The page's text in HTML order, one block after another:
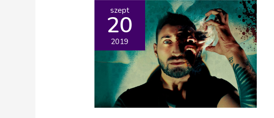
szept
20
2019